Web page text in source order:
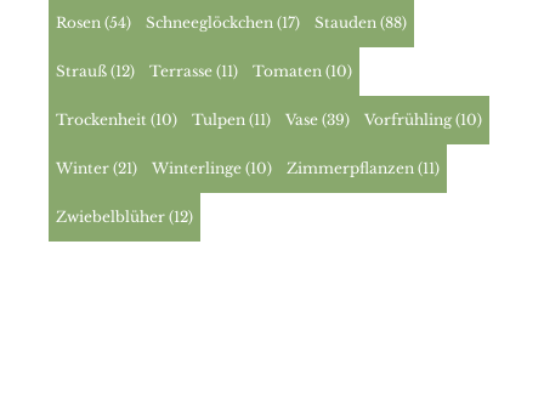
Rosen (54) Schneeglöckchen (17) Stauden (88)
Strauß (12) Terrasse (11) Tomaten (10)
Trockenheit (10) Tulpen (11) Vase (39) Vorfrühling (10)
Winter (21) Winterlinge (10) Zimmerpflanzen (11)
Zwiebelblüher (12)